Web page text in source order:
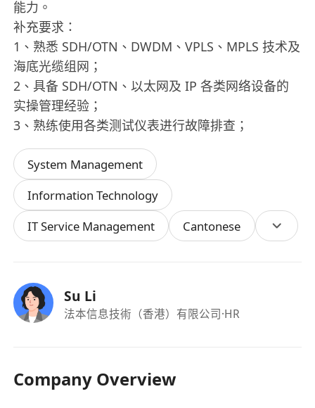
能力。
补充要求：
1、熟悉 SDH/OTN、DWDM、VPLS、MPLS 技术及
海底光缆组网；
2、具备 SDH/OTN、以太网及 IP 各类网络设备的
实操管理经验；
3、熟练使用各类测试仪表进行故障排查；
System Management
Information Technology
IT Service Management
Cantonese
Su Li
法本信息技術（香港）有限公司·HR
Company Overview